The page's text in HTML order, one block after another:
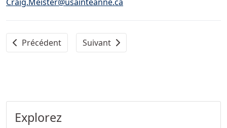
Article précédent : L’Université Sainte-Anne décernera
Précédent Article suivant : La grève de Sainte-
Suivant
Explorez